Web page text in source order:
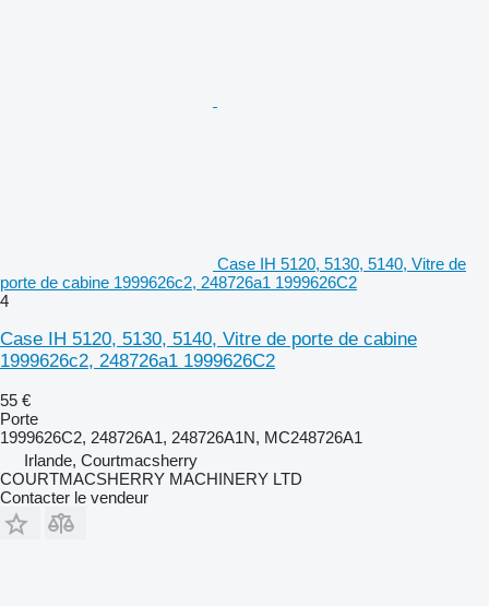
Case IH 5120, 5130, 5140, Vitre de
porte de cabine 1999626c2, 248726a1 1999626C2
4
Case IH 5120, 5130, 5140, Vitre de porte de cabine
1999626c2, 248726a1 1999626C2
55 €
Porte
1999626C2, 248726A1, 248726A1N, MC248726A1
Irlande, Courtmacsherry
COURTMACSHERRY MACHINERY LTD
Contacter le vendeur